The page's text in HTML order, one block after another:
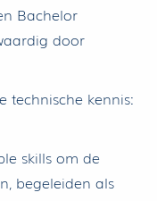
Bachelor
door
technische kennis:
skills om de
begeleiden als